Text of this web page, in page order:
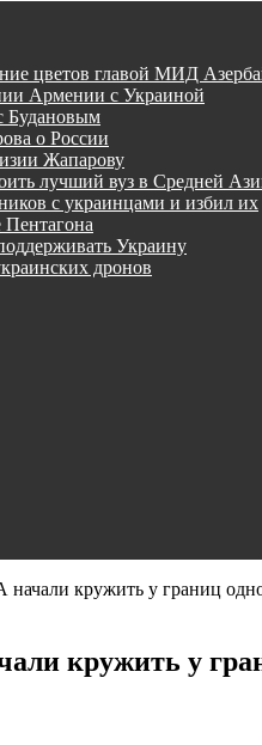
цветов главой МИД
Армении с Украиной
Будановым
о России
Жапарову
лучший вуз в Средней
с украинцами и избил их
Пентагона
Украину
дронов
кружить у границ
кружить у